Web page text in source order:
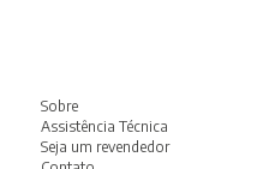
Sobre
Assistência Técnica
Seja um revendedor